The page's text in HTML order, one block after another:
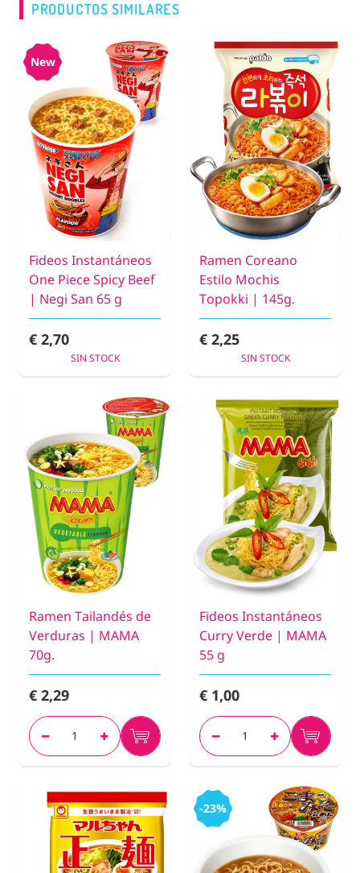
PRODUCTOS SIMILARES
New
Fideos Instantáneos
One Piece Spicy Beef
| Negi San 65 g
€ 2,70
SIN STOCK
Ramen Coreano
Estilo Mochis
Topokki | 145g.
€ 2,25
SIN STOCK
Ramen Tailandés de
Verduras | MAMA
70g.
€ 2,29
Fideos Instantáneos
Curry Verde | MAMA
55 g
€ 1,00
-23%